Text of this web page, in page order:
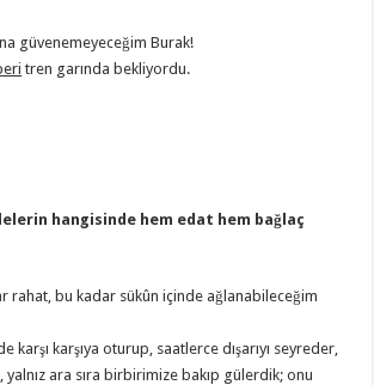
güvenemeyeceğim Burak!
tren garında bekliyordu.
hangisinde hem edat hem bağlaç
rahat, bu kadar sükûn içinde ağlanabileceğim
karşı karşıya oturup, saatlerce dışarıyı seyreder,
yalnız ara sıra birbirimize bakıp gülerdik; onu